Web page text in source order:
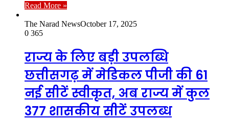
Read More »
The Narad NewsOctober 17, 2025
0 365
राज्य के लिए बड़ी उपलब्धि
छत्तीसगढ़ में मेडिकल पीजी की 61
नई सीटें स्वीकृत, अब राज्य में कुल
377 शासकीय सीटें उपलब्ध